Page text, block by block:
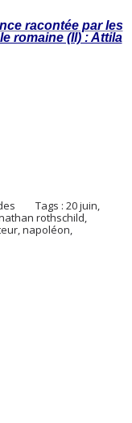
racontée par les
romaine (II) : Attila
Tags :20 juin,
rothschild,
,napoléon,